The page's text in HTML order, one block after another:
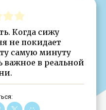
Когда сижу
не покидает
самую минуту
важное в реальной